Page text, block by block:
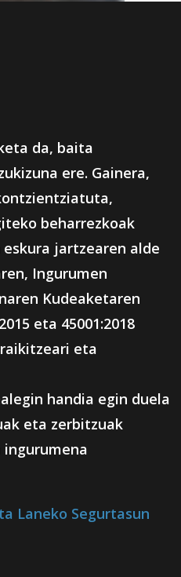
da, baita
ere. Gainera,
beharrezkoak
jartzearen alde
Ingurumen
Kudeaketaren
eta 45001:2018
eta
handia egin duela
eta zerbitzuak
Laneko Segurtasun